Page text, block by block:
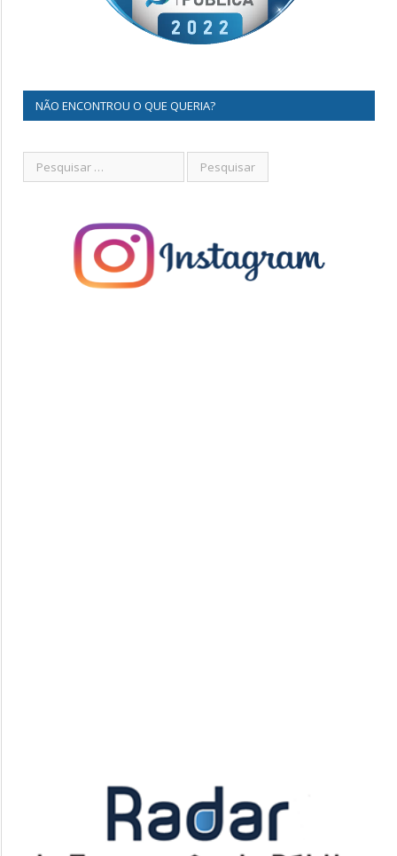
NÃO ENCONTROU O QUE QUERIA?